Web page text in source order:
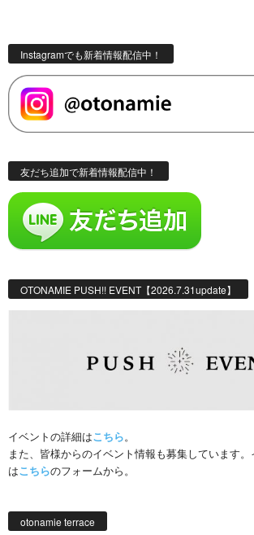
Instagramでも新着情報配信中！
友だち追加で新着情報配信中！
OTONAMIE PUSH!! EVENT【2026.7.31update】
イベントの詳細はこちら。
また、皆様からのイベント情報も募集しています
はこちらのフォームから。
otonamie terrace